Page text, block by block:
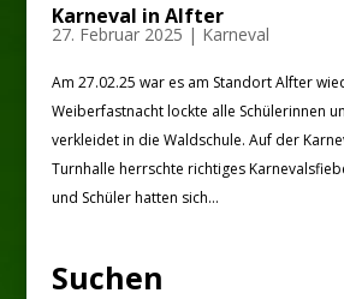
Karneval in Alfter
27. Februar 2025 | Karneval
Am 27.02.25 war es am Standort Alfter
Weiberfastnacht lockte alle Schülerinnen
verkleidet in die Waldschule. Auf der
Turnhalle herrschte richtiges
und Schüler hatten sich...
Suchen